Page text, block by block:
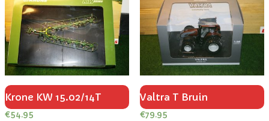
Krone KW 15.02/14T
€54.95
Valtra T Bruin
€79.95